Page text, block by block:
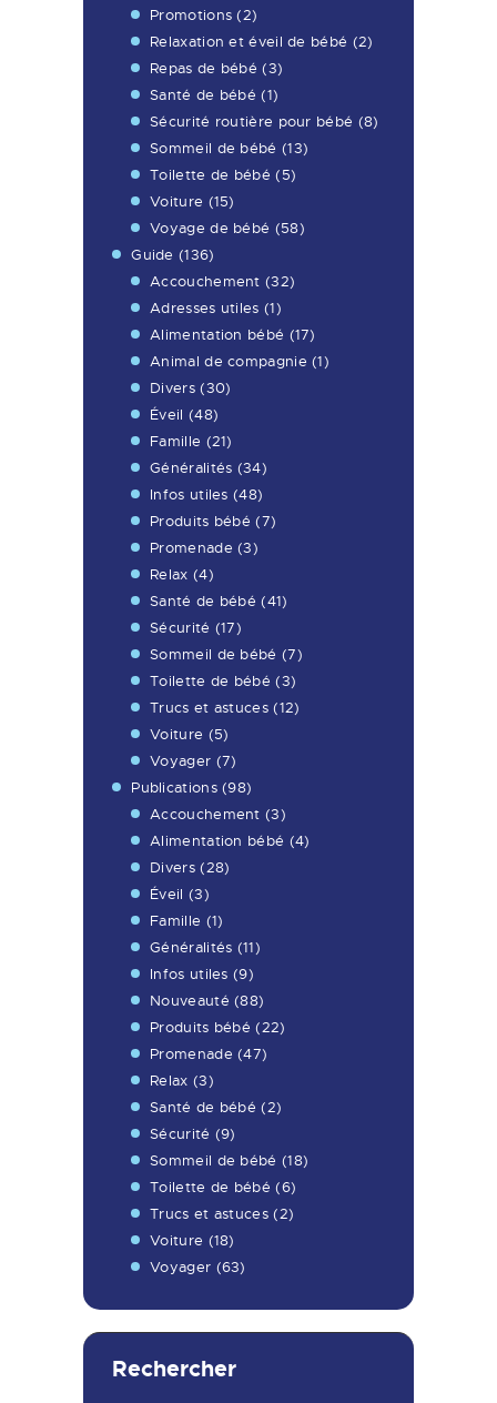
Promotions (2)
Relaxation et éveil de bébé (2)
Repas de bébé (3)
Santé de bébé (1)
Sécurité routière pour bébé (8)
Sommeil de bébé (13)
Toilette de bébé (5)
Voiture (15)
Voyage de bébé (58)
Guide (136)
Accouchement (32)
Adresses utiles (1)
Alimentation bébé (17)
Animal de compagnie (1)
Divers(30)
Éveil (48)
Famille (21)
Généralités (34)
Infos utiles (48)
Produits bébé (7)
Promenade (3)
Relax (4)
Santé de bébé (41)
Sécurité (17)
Sommeil de bébé (7)
Toilette de bébé (3)
Trucs et astuces(12)
Voiture (5)
Voyager (7)
Publications(98)
Accouchement (3)
Alimentation bébé (4)
Divers(28)
Éveil (3)
Famille (1)
Généralités (11)
Infos utiles (9)
Nouveauté (88)
Produits bébé (22)
Promenade (47)
Relax (3)
Santé de bébé (2)
Sécurité (9)
Sommeil de bébé (18)
Toilette de bébé (6)
Trucs et astuces(2)
Voiture (18)
Voyager (63)
Rechercher